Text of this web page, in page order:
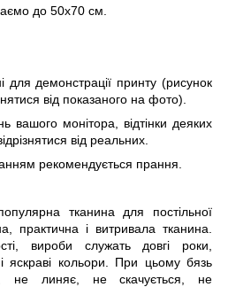
до 50х70 см.
для демонстрації принту (рисунок
від показаного на фото).
вашого монітора, відтінки деяких
від реальних.
рекомендується прання.
тканина для постільної
практична і витривала тканина.
вироби служать довгі роки,
яскраві кольори. При цьому бязь
не линяє, не скачується, не